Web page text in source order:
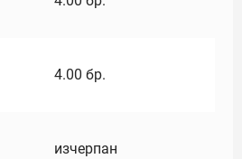
4.00 бр.
изчерпан